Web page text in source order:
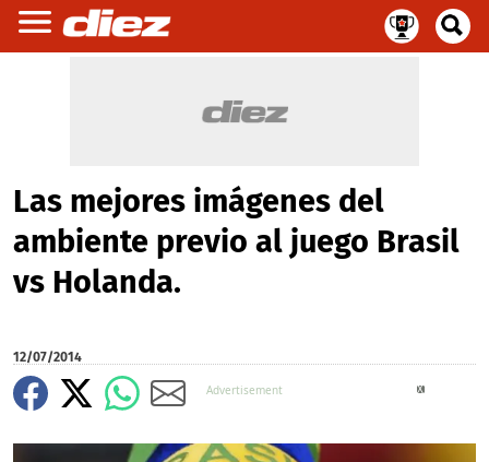
Las mejores imágenes del
ambiente previo al juego Brasil
vs Holanda.
12/07/2014
X